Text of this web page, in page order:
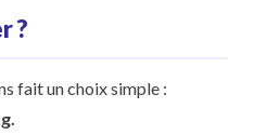
?
fait un choix simple :